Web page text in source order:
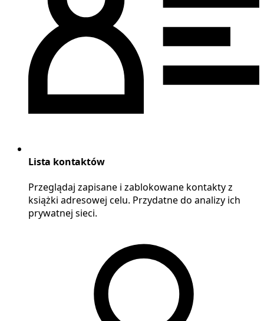
Lista kontaktów
Przeglądaj zapisane i zablokowane kontakty z
książki adresowej celu. Przydatne do analizy ich
prywatnej sieci.